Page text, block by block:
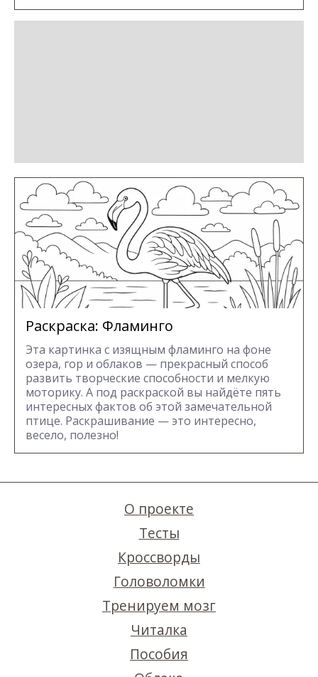
Раскраска: Фламинго
Эта картинка с изящным фламинго на фоне
озера, гор и облаков — прекрасный способ
развить творческие способности и мелкую
моторику. А под раскраской вы найдёте пять
интересных фактов об этой замечательной
птице. Раскрашивание — это интересно,
весело, полезно!
О проекте
Тесты
Кроссворды
Головоломки
Тренируем мозг
Читалка
Пособия